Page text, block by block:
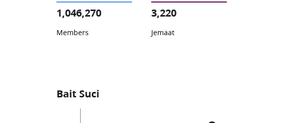
1,046,270
Members
3,220
Jemaat
Bait Suci